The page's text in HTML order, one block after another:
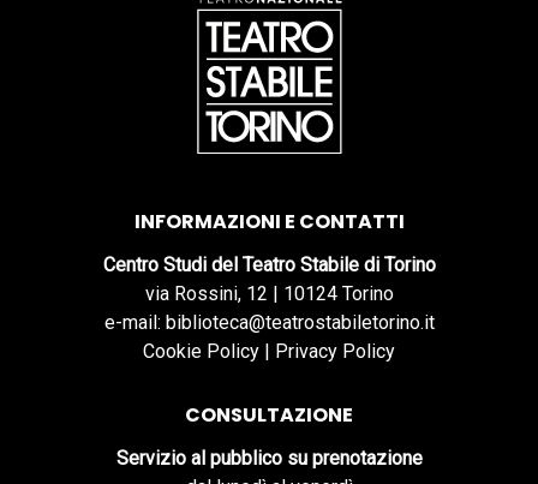
INFORMAZIONI E CONTATTI
Centro Studi del Teatro Stabile di Torino
via Rossini, 12 | 10124 Torino
e-mail: biblioteca@teatrostabiletorino.it
Cookie Policy | Privacy Policy
CONSULTAZIONE
Servizio al pubblico su prenotazione